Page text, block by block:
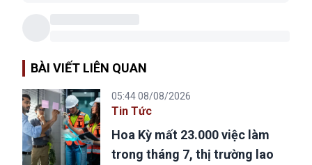
BÀI VIẾT LIÊN QUAN
05:44 08/08/2026
Tin Tức
Hoa Kỳ mất 23.000 việc làm
trong tháng 7, thị trường lao